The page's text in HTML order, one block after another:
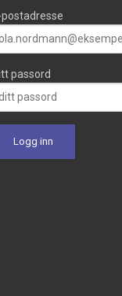
postadresse
passord